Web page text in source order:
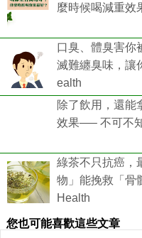
麼時候喝減重效
口臭、體臭害你
滅難纏臭味，讓
ealth
除了飲用，還能
效果—– 不可不
綠茶不只抗癌，
物」能挽救「骨
Health
您也可能喜歡這些文章